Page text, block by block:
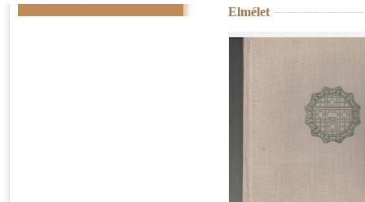
Elmélet